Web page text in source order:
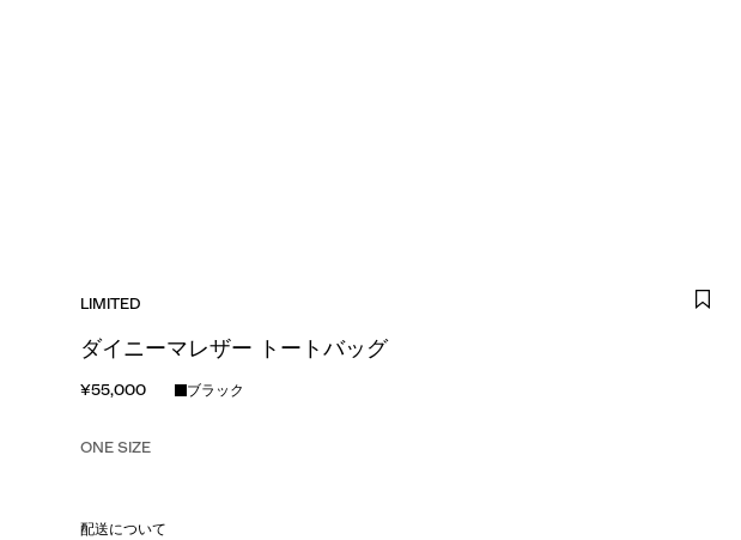
LIMITED
ダイニーマレザー トートバッグ
¥55,000 ブラック
ONE SIZE
配送について